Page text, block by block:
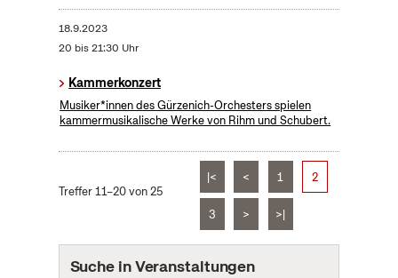
18.9.2023
20 bis 21:30 Uhr
Kammerkonzert
Musiker*innen des Gürzenich-Orchesters spielen
kammermusikalische Werke von Rihm und Schubert.
Treffer 11–20 von 25
|< < 1 2
3 > >|
Suche in Veranstaltungen